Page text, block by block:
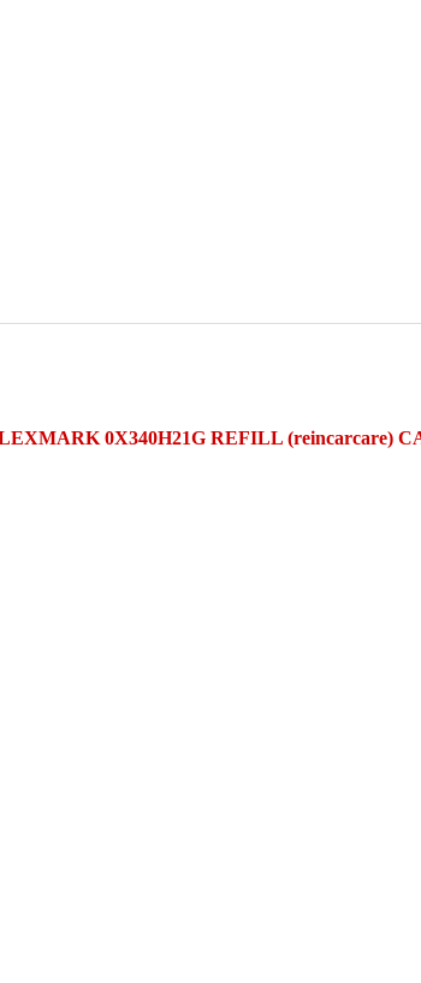
0X340H21G REFILL (reincarcare)